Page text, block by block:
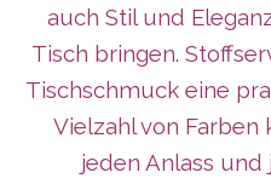
auch Stil und
Tisch bringen.
Tischschmuck eine
Vielzahl von Farben
jeden Anlass und